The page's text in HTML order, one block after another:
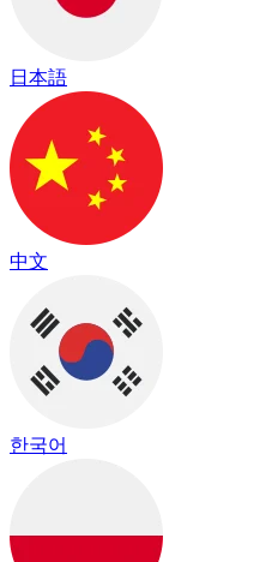
日本語
中文
한국어